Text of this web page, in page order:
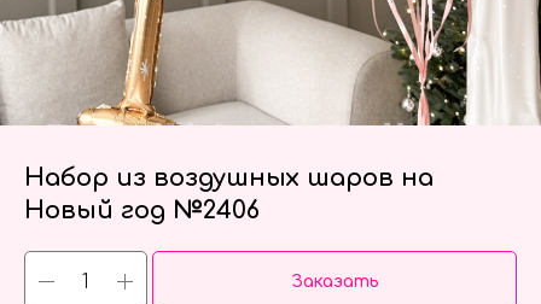
Набор из воздушных шаров на
Новый год №2406
Заказать